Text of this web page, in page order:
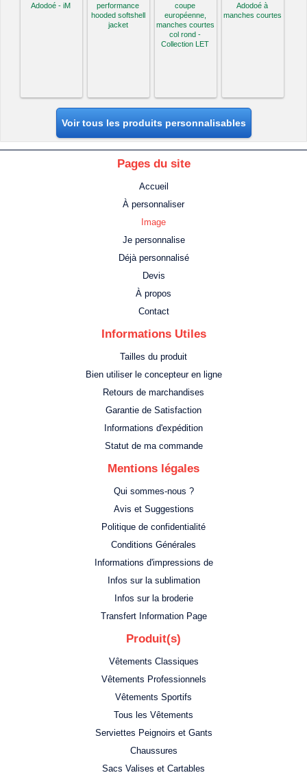
Adodoé - iM
performance
hooded softshell
jacket
coupe
européenne,
manches courtes
col rond -
Collection LET
Adodoé à
manches courtes
Voir tous les produits personnalisables
Pages du site
Accueil
À personnaliser
Image
Je personnalise
Déjà personnalisé
Devis
À propos
Contact
Informations Utiles
Tailles du produit
Bien utiliser le concepteur en ligne
Retours de marchandises
Garantie de Satisfaction
Informations d'expédition
Statut de ma commande
Mentions légales
Qui sommes-nous ?
Avis et Suggestions
Politique de confidentialité
Conditions Générales
Informations d'impressions de
Infos sur la sublimation
Infos sur la broderie
Transfert Information Page
Produit(s)
Vêtements Classiques
Vêtements Professionnels
Vêtements Sportifs
Tous les Vêtements
Serviettes Peignoirs et Gants
Chaussures
Sacs Valises et Cartables